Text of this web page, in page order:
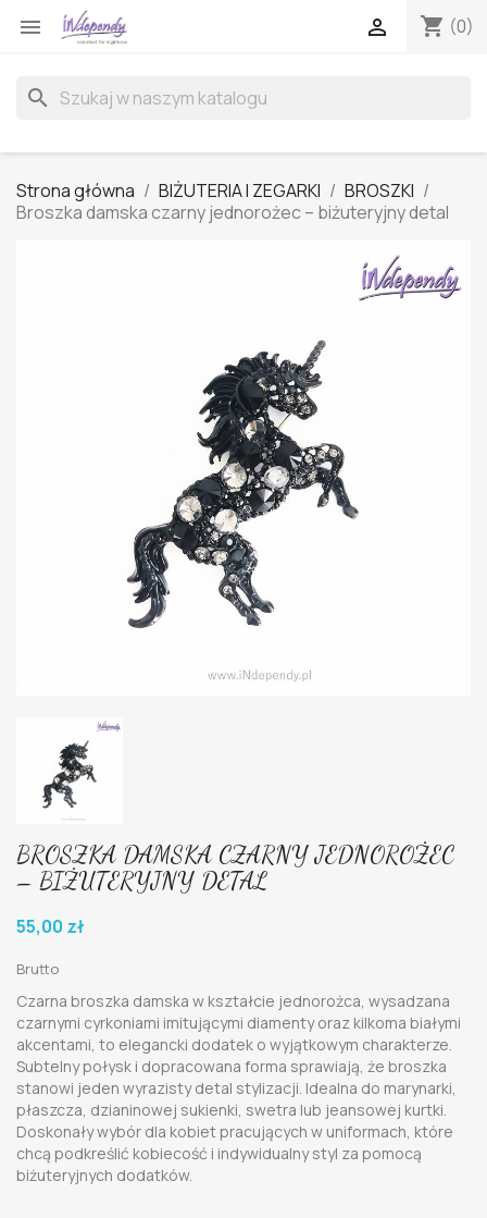
 shopping_cart (0)

search
Strona główna BIŻUTERIA I ZEGARKI
BROSZKI
Broszka damska czarny jednorożec – biżuteryjny detal
BROSZKA DAMSKA CZARNY JEDNOROŻEC
– BIŻUTERYJNY DETAL
55,00 zł
Brutto
Czarna broszka damska w kształcie jednorożca, wysadzana
czarnymi cyrkoniami imitującymi diamenty oraz kilkoma białymi
akcentami, to elegancki dodatek o wyjątkowym charakterze.
Subtelny połysk i dopracowana forma sprawiają, że broszka
stanowi jeden wyrazisty detal stylizacji. Idealna do marynarki,
płaszcza, dzianinowej sukienki, swetra lub jeansowej kurtki.
Doskonały wybór dla kobiet pracujących w uniformach, które
chcą podkreślić kobiecość i indywidualny styl za pomocą
biżuteryjnych dodatków.